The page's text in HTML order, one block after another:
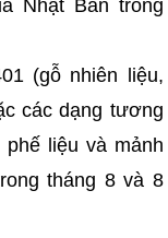
Nhật Bản trong
(gỗ nhiên liệu,
các dạng tương
liệu và mảnh
tháng 8 và 8